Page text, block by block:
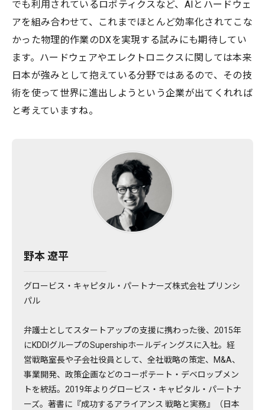
でも利用されているロボティクスなど、AIとハードウェ
アを組み合わせて、これまでほとんど効率化されてこな
かった物理的作業のDXを実現する試みにも期待してい
ます。ハードウェアやエレクトロニクスに関しては本来
日本が強みとして抱えている分野ではあるので、その技
術を使って世界に進出しようという企業が出てくれれば
と考えていますね。
野本 遼平
グロービス・キャピタル・パートナーズ株式会社 プリンシ
パル
弁護士としてスタートアップの支援に携わった後、2015年
にKDDIグループのSupershipホールディングスに入社。経
営戦略室長や子会社役員として、全社戦略の策定、M&A、
事業開発、政策企画などのコーポテート・デベロップメン
トを統括。2019年よりグロービス・キャピタル・パートナ
ーズ。著書に『成功するアライアンス 戦略と実務』（日本